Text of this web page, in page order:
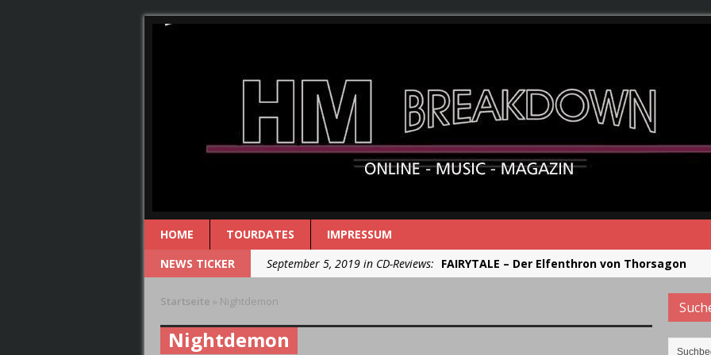
HOME TOURDATES
IMPRESSUM
NEWS TICKER
September 5, 2019 in CD-Reviews: FAIRYTALE – Der Elfenthron von Thorsagon
August 25, 2019 in CD-Reviews:
RUNRIG – The Last Dance – Farewell Concert
Startseite » Nightdemon
Nightdemon